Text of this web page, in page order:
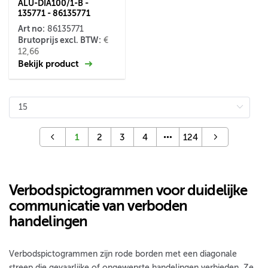
ALU-DIA100/1-B -
135771 - 86135771
Art no: 86135771
Brutoprijs excl. BTW: €
12,66
Bekijk product
1 2 3 4 124
Verbodspictogrammen voor duidelijke
communicatie van verboden
handelingen
Verbodspictogrammen zijn rode borden met een diagonale